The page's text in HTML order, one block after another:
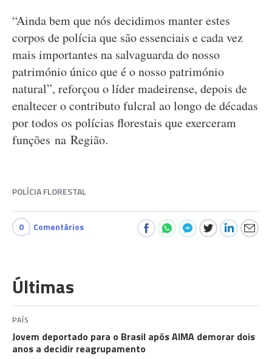
“Ainda bem que nós decidimos manter estes
corpos de polícia que são essenciais e cada vez
mais importantes na salvaguarda do nosso
património único que é o nosso património
natural”, reforçou o líder madeirense, depois de
enaltecer o contributo fulcral ao longo de décadas
por todos os polícias florestais que exerceram
funções na Região.
POLÍCIA FLORESTAL
0 Comentários
Últimas
PAÍS
Jovem deportado para o Brasil após AIMA demorar dois
anos a decidir reagrupamento